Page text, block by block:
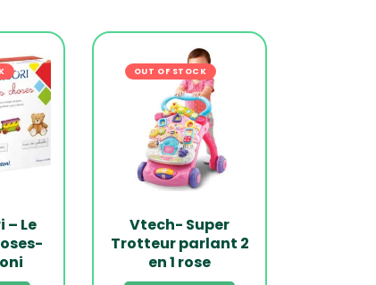
-18%
– Le
OUT OF STOCK-7%
Vtech- Super
Trotteur parlant 2
en 1 rose